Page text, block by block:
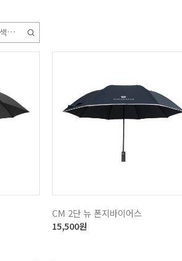
CM 2단 뉴 폰지바이어스
15,500원